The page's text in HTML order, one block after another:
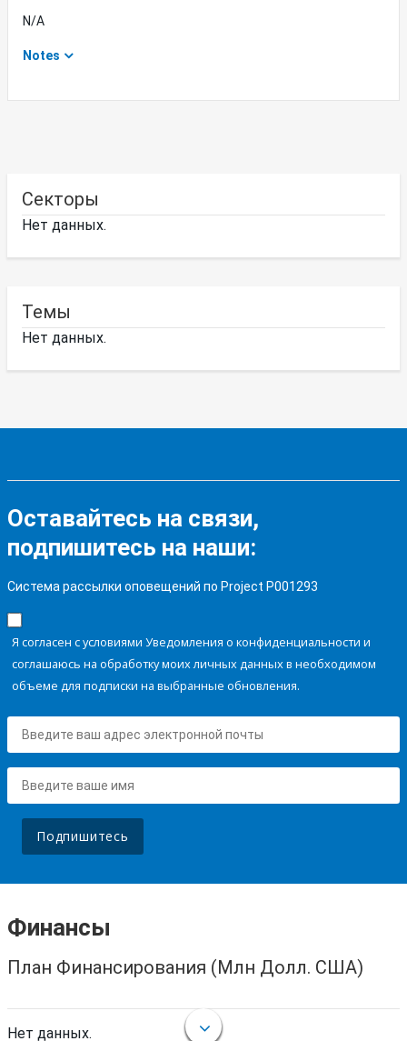
N/A
Notes
Секторы
Нет данных.
Темы
Нет данных.
Оставайтесь на связи,
подпишитесь на наши:
Система рассылки оповещений по Project P001293
Я согласен с условиями Уведомления о конфиденциальности и
соглашаюсь на обработку моих личных данных в необходимом
объеме для подписки на выбранные обновления.
Подпишитесь
Финансы
План Финансирования (Млн Долл. США)
Нет данных.